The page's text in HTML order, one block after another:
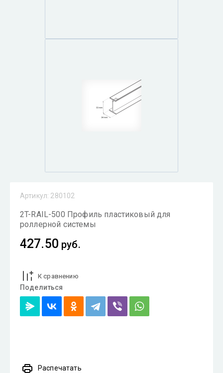
Артикул: 280102
2T-RAIL-500 Профиль пластиковый для
роллерной системы
427.50 руб.
К сравнению
Поделиться
Распечатать